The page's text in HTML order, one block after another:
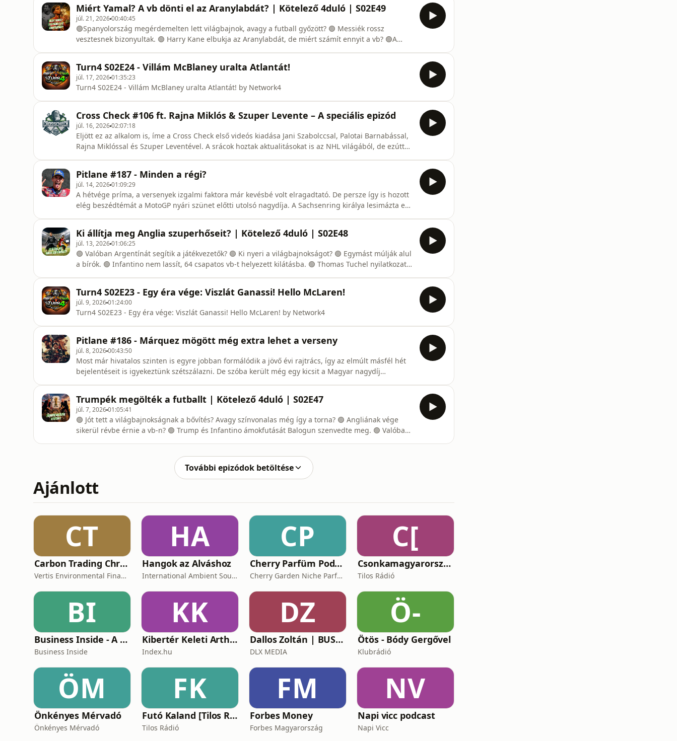
Miért Yamal? A vb dönti el az Aranylabdát? | Kötelező 4duló | S02E49
júl. 21, 202600:40:45
🟢Spanyolország megérdemelten lett világbajnok, avagy a futball győzött? 🟢 Messiék rossz
vesztesnek bizonyultak. 🟢 Harry Kane elbukja az Aranylabdát, de miért számít ennyit a vb? 🟢A
Turn4 S02E24 - Villám McBlaney uralta Atlantát!
júl. 17, 202601:35:23
Turn4 S02E24 - Villám McBlaney uralta Atlantát! by Network4
Cross Check #106 ft. Rajna Miklós & Szuper Levente – A speciális epizód
júl. 16, 202602:07:18
Eljött ez az alkalom is, íme a Cross Check első videós kiadása Jani Szabolccsal, Palotai Barnabással,
Rajna Miklóssal és Szuper Leventével. A srácok hoztak aktualitásokat is az NHL világából, de ezúttal
Pitlane #187 - Minden a régi?
júl. 14, 202601:09:29
A hétvége príma, a versenyek izgalmi faktora már kevésbé volt elragadtató. De persze így is hozott
elég beszédtémát a MotoGP nyári szünet előtti utolsó nagydíja. A Sachsenring királya lesimázta ezt
ám ennek
Ki állítja meg Anglia szuperhőseit? | Kötelező 4duló | S02E48
júl. 13, 202601:06:25
🟢 Valóban Argentínát segítik a játékvezetők? 🟢 Ki nyeri a világbajnokságot? 🟢 Egymást múlják alul
a bírók. 🟢 Infantino nem lassít, 64 csapatos vb-t helyezett kilátásba. 🟢 Thomas Tuchel nyilatkozata
Turn4 S02E23 - Egy éra vége: Viszlát Ganassi! Hello McLaren!
júl. 9, 202601:24:00
Turn4 S02E23 - Egy éra vége: Viszlát Ganassi! Hello McLaren! by Network4
Pitlane #186 - Márquez mögött még extra lehet a verseny
júl. 8, 202600:43:50
Most már hivatalos szinten is egyre jobban formálódik a jövő évi rajtrács, így az elmúlt másfél hét
bejelentéseit is igyekeztünk szétszálazni. De szóba került még egy kicsit a Magyar nagydíj
evidens. Viszont
Trumpék megölték a futballt | Kötelező 4duló | S02E47
júl. 7, 202601:05:41
🟢 Jót tett a világbajnokságnak a bővítés? Avagy színvonalas még így a torna? 🟢 Angliának vége
sikerül révbe érnie a vb-n? 🟢 Trump és Infantino ámokfutását Balogun szenvedte meg. 🟢 Valóban
További epizódok betöltése
Ajánlott
CT
Carbon Trading Chronicles
Vertis Environmental Finance
HA
Hangok az Alváshoz
International Ambient Sounds
CP
Cherry Parfüm Podcast
Cherry Garden Niche Parfüméria
C[
Csonkamagyarország [Tilos Rádió podcast]
Tilos Rádió
BI
Business Inside - A vállalkozók pszichológiája
Business Inside
KK
Kibertér Keleti Arthurral
Index.hu
DZ
Dallos Zoltán | BUSINESS
DLX MEDIA
Ö-
Ötös - Bódy Gergővel
Klubrádió
ÖM
Önkényes Mérvadó
Önkényes Mérvadó
FK
Futó Kaland [Tilos Rádió podcast]
Tilos Rádió
FM
Forbes Money
Forbes Magyarország
NV
Napi vicc podcast
Napi Vicc